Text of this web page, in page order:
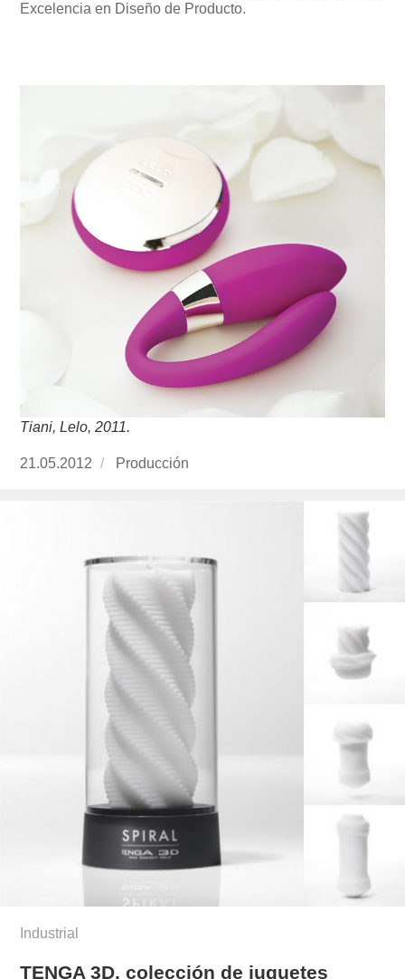
Excelencia en Diseño de Producto.
Tiani, Lelo, 2011.
Publicado
21.05.2012 https://www.experimenta.es/author/
Producción
Industrial
TENGA 3D, colección de juguetes